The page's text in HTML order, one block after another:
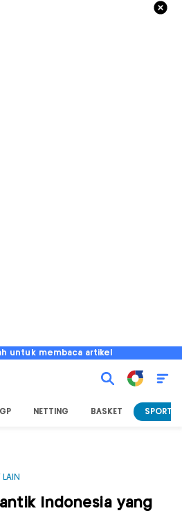
untuk membaca artikel
NETTING BASKET SPORT
LAIN
Indonesia yang